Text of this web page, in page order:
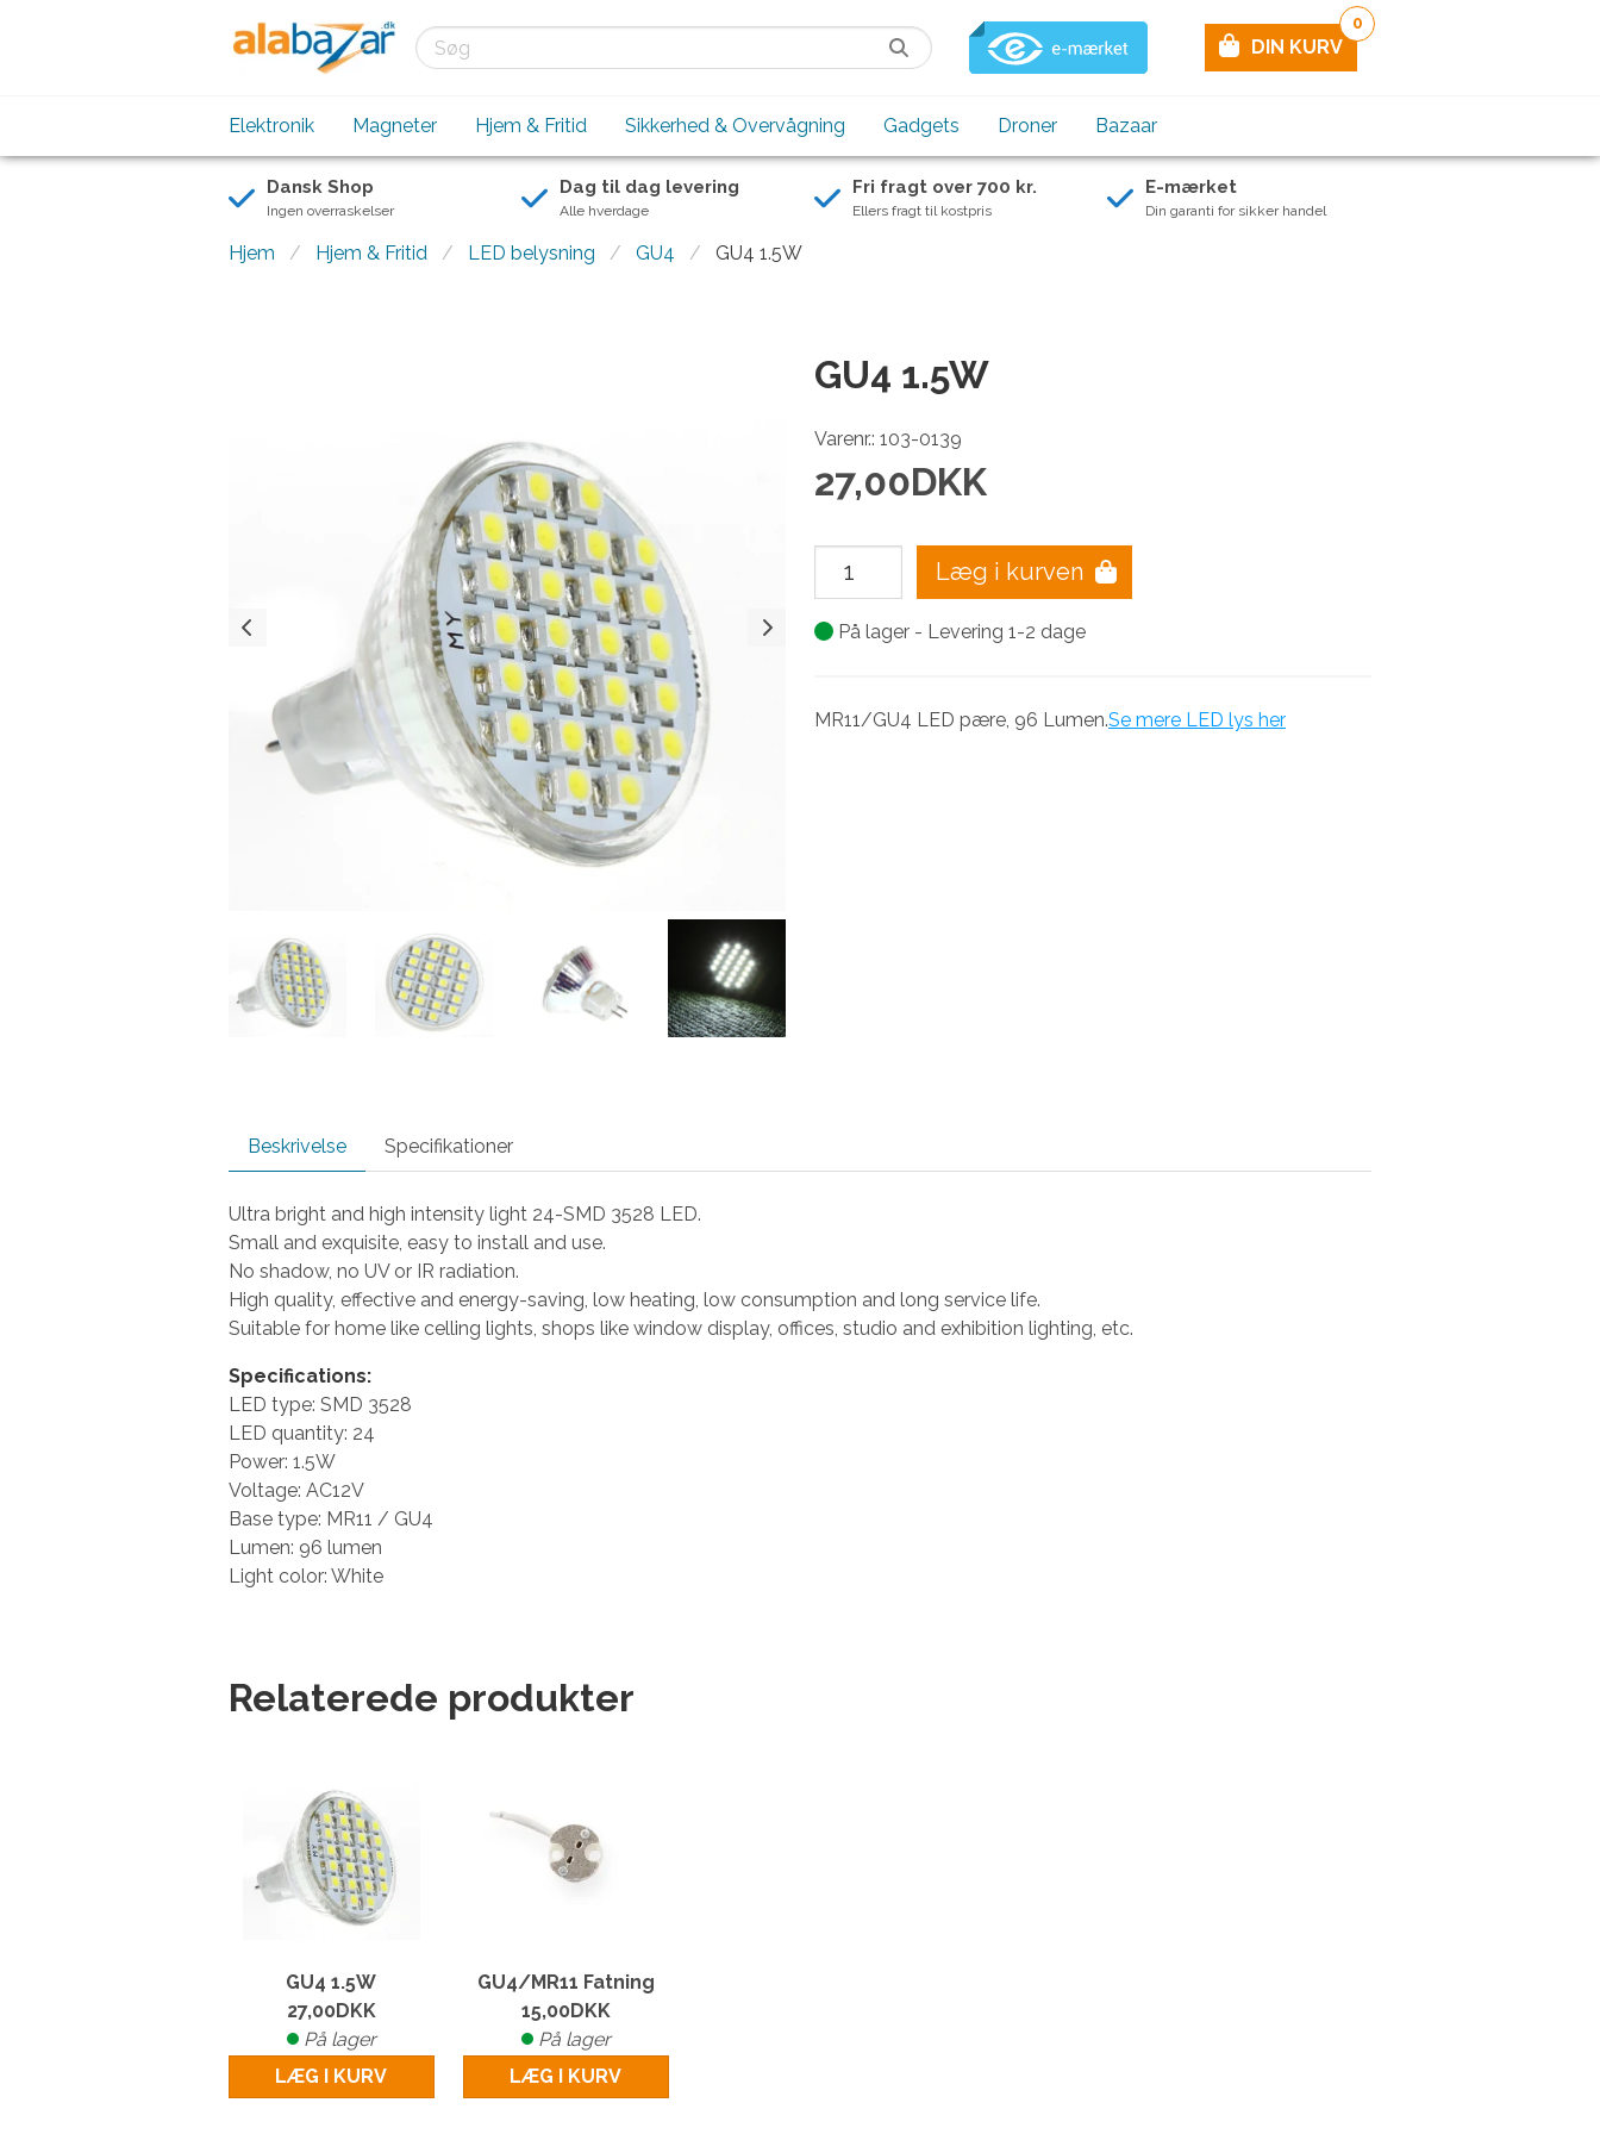
DIN KURV
0
Elektronik Magneter Hjem & Fritid Sikkerhed & Overvågning Gadgets Droner Bazaar
Dansk Shop
Ingen overraskelser
Dag til dag levering
Alle hverdage
Fri fragt over 700 kr.
Ellers fragt til kostpris
E-mærket
Din garanti for sikker handel
Hjem Hjem & Fritid LED belysning GU4 GU4 1.5W
GU4 1.5W
Varenr.: 103-0139
27,00DKK
Læg i kurven
På lager - Levering 1-2 dage
MR11/GU4 LED pære, 96 Lumen.Se mere LED lys her
Beskrivelse Specifikationer
Ultra bright and high intensity light 24-SMD 3528 LED.
Small and exquisite, easy to install and use.
No shadow, no UV or IR radiation.
High quality, effective and energy-saving, low heating, low consumption and long service life.
Suitable for home like celling lights, shops like window display, offices, studio and exhibition lighting, etc.
Specifications:
LED type: SMD 3528
LED quantity: 24
Power: 1.5W
Voltage: AC12V
Base type: MR11 / GU4
Lumen: 96 lumen
Light color: White
Relaterede produkter
GU4 1.5W
27,00DKK
På lager
LÆG I KURV
GU4/MR11 Fatning
15,00DKK
På lager
LÆG I KURV